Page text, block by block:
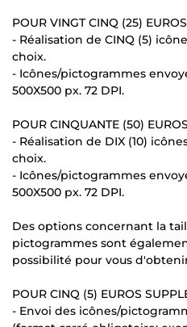
POUR VINGT CINQ (25)
- Réalisation de CINQ (5)
choix.
- Icônes/pictogrammes
500X500 px. 72 DPI.
POUR CINQUANTE (50)
- Réalisation de DIX (10)
choix.
- Icônes/pictogrammes
500X500 px. 72 DPI.
Des options concernant la
pictogrammes sont
possibilité pour vous
POUR CINQ (5) EUROS
- Envoi des icônes/